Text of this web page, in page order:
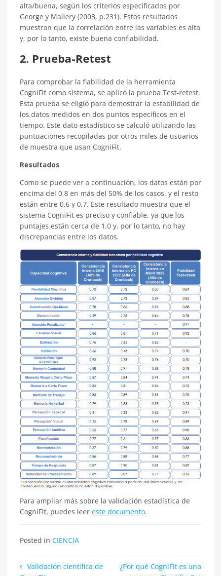
alta/buena, según los criterios especificados por
George y Mallery (2003, p.231). Estos resultados
muestran que la correlación entre las variables es alta
y, por lo tanto, existe buena confiabilidad.
2. Prueba-Retest
Para comprobar la fiabilidad de la herramienta
CogniFit como sistema, se aplicó la prueba Test-retest.
Esta prueba se eligió para demostrar la estabilidad de
los datos medidos en dos puntos específicos en el
tiempo. Este dato estadístico se calculó utilizando las
puntuaciones recopiladas por otros miles de usuarios
de muestra que usan CogniFit.
Resultados
Como se puede ver a continuación, los datos están por
encima del 0,8 en más del 50% de los casos, y el resto
están entre 0,6 y 0,7. Este resultado muestra que el
sistema CogniFit es preciso y confiable, ya que los
puntajes están cerca de 1,0 y, por lo tanto, no hay
discrepancias entre los datos.
Para ampliar más sobre la validación estadística de
CogniFit, puedes leer este documento.
Posted in CIENCIA
Navegación
Validación científica de
¿Por qué CogniFit es una